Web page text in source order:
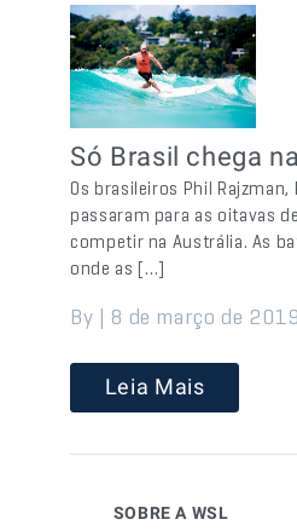
Só Brasil chega
Os brasileiros Phil
passaram para as oitavas
competir na Austrália. As
onde as […]
By | 8 de março de
Leia Mais
SOBRE A WSL